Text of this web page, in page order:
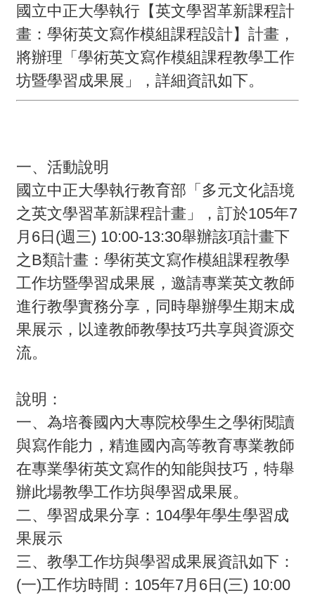
畫
計
畫
申
畫
成
果
最
新
訊
息
活
動
息
檔
案
下
載
相
關
網
國立中正大學執行【英文學習革新課程計
畫：學術英文寫作模組課程設計】計畫，
將辦理「學術英文寫作模組課程教學工作
坊暨學習成果展」，詳細資訊如下。
一、活動說明
國立中正大學執行教育部「多元文化語境
之英文學習革新課程計畫」，訂於105年7
月6日(週三) 10:00-13:30舉辦該項計畫下
之B類計畫：學術英文寫作模組課程教學
工作坊暨學習成果展，邀請專業英文教師
進行教學實務分享，同時舉辦學生期末成
果展示，以達教師教學技巧共享與資源交
流。
說明：
一、為培養國內大專院校學生之學術閱讀
與寫作能力，精進國內高等教育專業教師
在專業學術英文寫作的知能與技巧，特舉
辦此場教學工作坊與學習成果展。
二、學習成果分享：104學年學生學習成
果展示
三、教學工作坊與學習成果展資訊如下：
(一)工作坊時間：105年7月6日(三) 10:00